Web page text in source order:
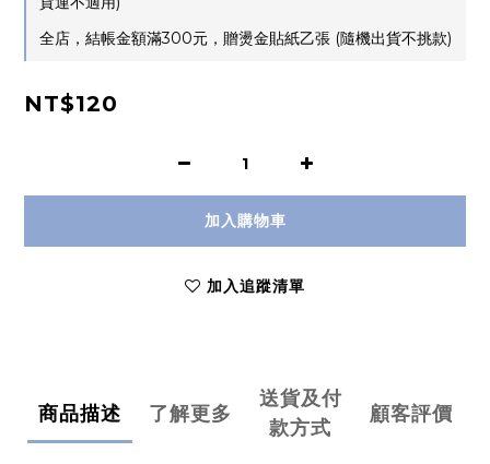
全店，結帳金額滿300元，贈燙金貼紙乙張 (隨機出貨不挑款)
NT$120
加入購物車
加入追蹤清單
商品描述 了解更多
送貨及付
款方式
顧客評價